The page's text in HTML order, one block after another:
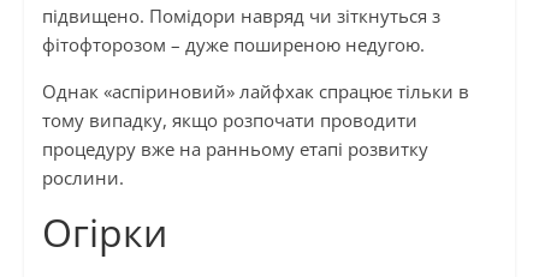
підвищено. Помідори навряд чи зіткнуться з
фітофторозом – дуже поширеною недугою.
Однак «аспіриновий» лайфхак спрацює тільки в
тому випадку, якщо розпочати проводити
процедуру вже на ранньому етапі розвитку
рослини.
Огірки